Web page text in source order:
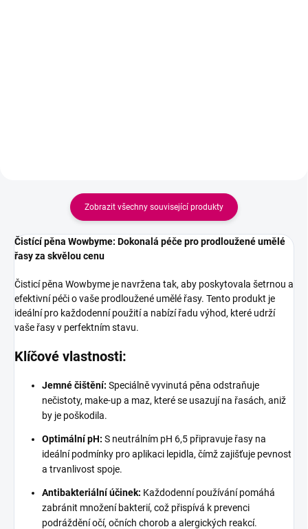
Zobrazit všechny související produkty
Čistící pěna Wowbyme: Dokonalá péče pro prodloužené umělé
řasy za skvělou cenu
Čisticí pěna Wowbyme je navržena tak, aby poskytovala šetrnou a
efektivní péči o vaše prodloužené umělé řasy. Tento produkt je
ideální pro každodenní použití a nabízí řadu výhod, které udrží
vaše řasy v perfektním stavu.
Klíčové vlastnosti:
Jemné čištění: Speciálně vyvinutá pěna odstraňuje
nečistoty, make-up a maz, které se usazují na řasách, aniž
by je poškodila.
Optimální pH: S neutrálním pH 6,5 připravuje řasy na
ideální podmínky pro aplikaci lepidla, čímž zajišťuje pevnost
a trvanlivost spoje.
Antibakteriální účinek: Každodenní používání pomáhá
zabránit množení bakterií, což přispívá k prevenci
podráždění očí, očních chorob a alergických reakcí.